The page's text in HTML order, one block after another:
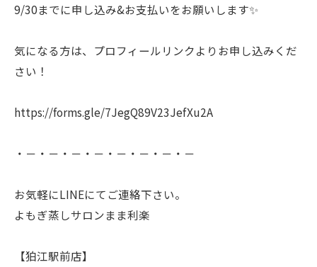
9/30までに申し込み&お支払いをお願いします✨
気になる方は、プロフィールリンクよりお申し込みくだ
さい！
https://forms.gle/7JegQ89V23JefXu2A
・－・－・－・－・－・－・－・－
お気軽にLINEにてご連絡下さい。
よもぎ蒸しサロンまま利楽
【狛江駅前店】